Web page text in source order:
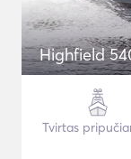
Highfield
Tvirtas